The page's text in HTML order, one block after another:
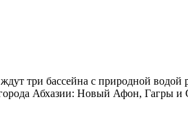
три бассейна с природной
Абхазии: Новый Афон, Гагры и